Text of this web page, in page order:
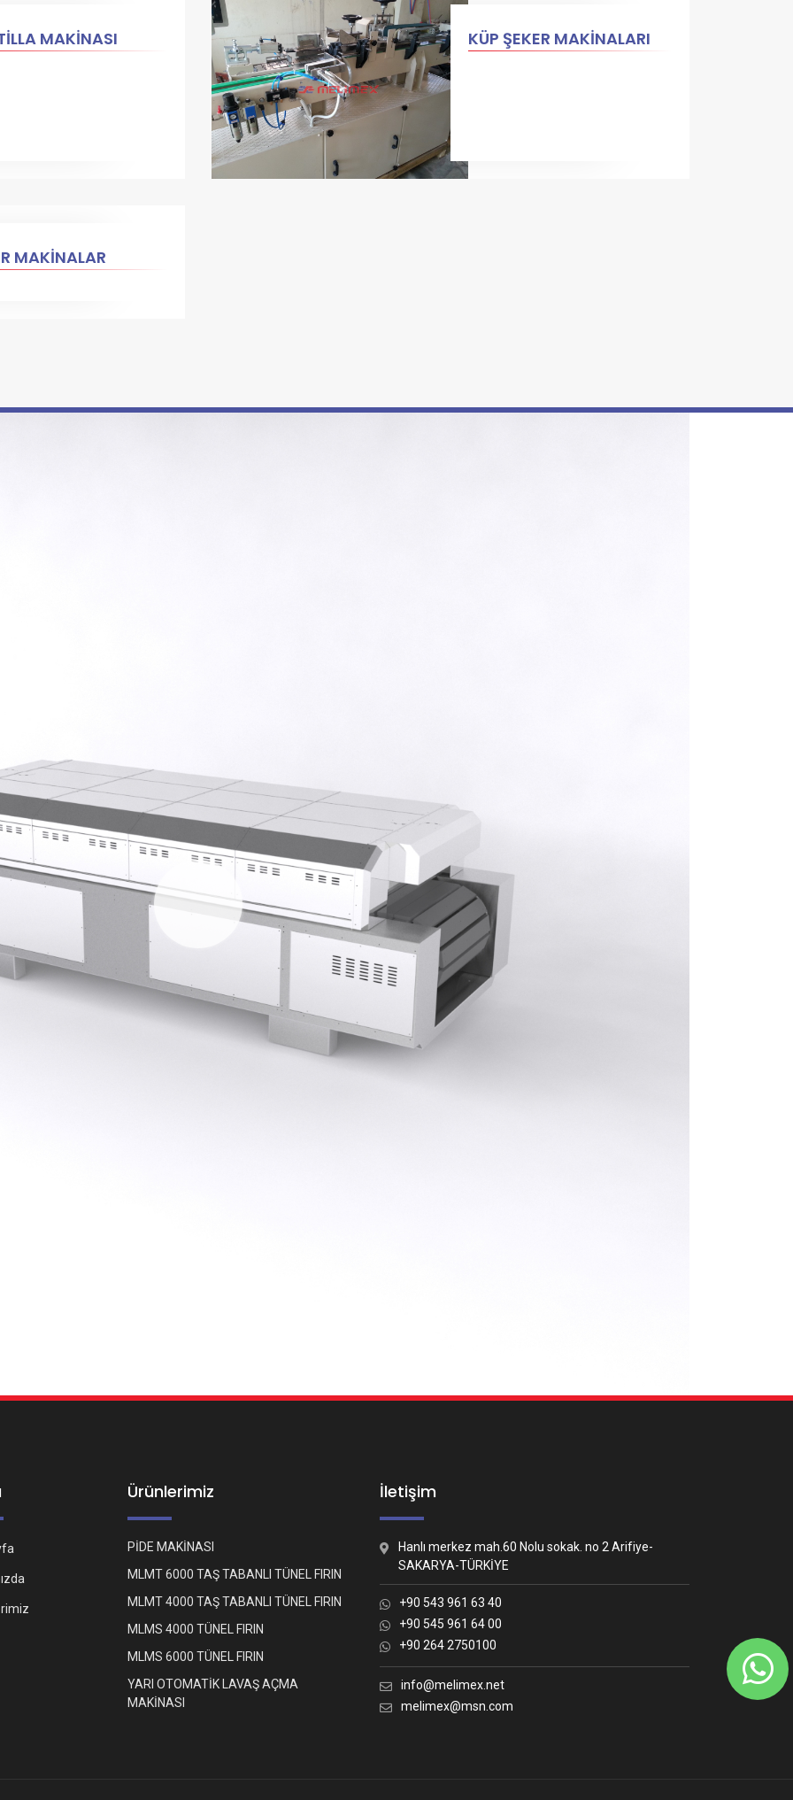
MAKİNASI KÜP ŞEKER MAKİNALARI
MAKİNALAR
Ürünlerimiz
PİDE MAKİNASI
MLMT 6000 TAŞ TABANLI TÜNEL FIRIN
MLMT 4000 TAŞ TABANLI TÜNEL FIRIN
MLMS 4000 TÜNEL FIRIN
MLMS 6000 TÜNEL FIRIN
YARI OTOMATİK LAVAŞ AÇMA
MAKİNASI
İletişim
Hanlı merkez mah.60 Nolu sokak. no 2 Arifiye-
SAKARYA-TÜRKİYE
+90 543 961 63 40
+90 545 961 64 00
+90 264 2750100
info@melimex.net
melimex@msn.com